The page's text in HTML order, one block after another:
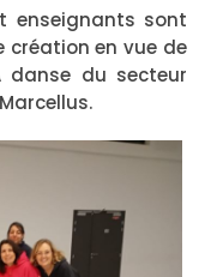
enseignants sont
création en vue de
danse du secteur